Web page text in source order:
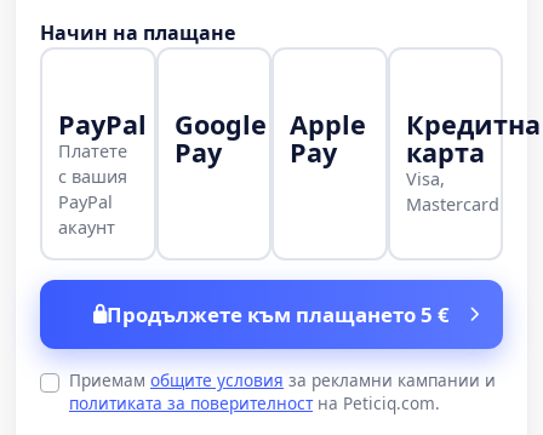
Начин на плащане
PayPal
Платете
с вашия
PayPal
акаунт
Google
Pay
Apple
Pay
Кредитна
карта
Visa,
Mastercard
Продължете към плащането 5 €
Приемам общите условия за рекламни кампании и
политиката за поверителностна Peticiq.com.